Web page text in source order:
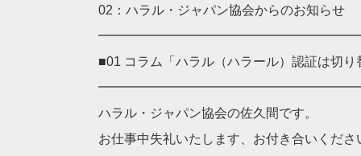
02：ハラル・ジャパン協会からのお知らせ
■01 コラム「ハラル（ハラール）認証は切り
ハラル・ジャパン協会の佐久間です。
お仕事中失礼いたします、お付き合いくださ